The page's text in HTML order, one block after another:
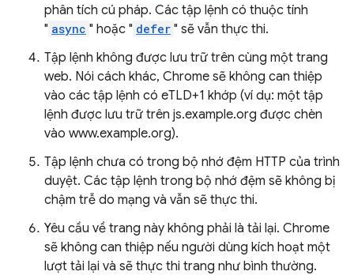
phân tích cú pháp. Các tập lệnh có thuộc tính
" async " hoặc " defer " sẽ vẫn thực thi.
Tập lệnh không được lưu trữ trên cùng một trang
web. Nói cách khác, Chrome sẽ không can thiệp
vào các tập lệnh có eTLD+1 khớp (ví dụ: một tập
lệnh được lưu trữ trên js.example.org được chèn
vào www.example.org).
Tập lệnh chưa có trong bộ nhớ đệm HTTP của trình
duyệt. Các tập lệnh trong bộ nhớ đệm sẽ không bị
chậm trễ do mạng và vẫn sẽ thực thi.
Yêu cầu về trang này không phải là tải lại. Chrome
sẽ không can thiệp nếu người dùng kích hoạt một
lượt tải lại và sẽ thực thi trang như bình thường.